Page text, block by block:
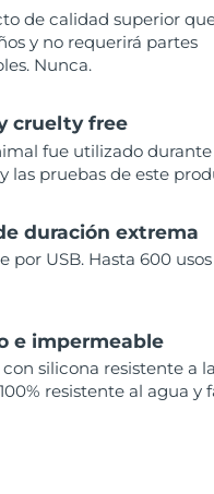
de calidad superior
y no requerirá partes
Nunca.
cruelty free
fue utilizado durante
las pruebas de este
duración extrema
por USB. Hasta 600
e impermeable
silicona resistente a
resistente al agua y